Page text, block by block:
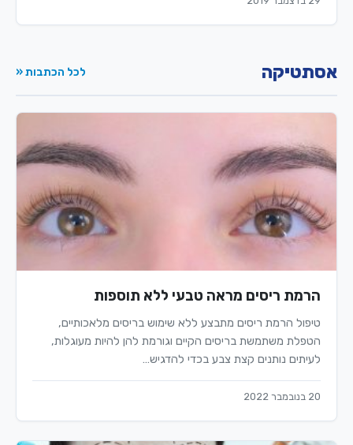
אסתטיקה לכל הכתבות «
הרמת ריסים מראה טבעי ללא תוספות
טיפול הרמת ריסים מתבצע ללא שימוש בריסים מלאכותיים,
הטפלת משתמשת בריסים הקיים וגורמת להן להיות מעוגלות,
לעיתים נותנים קצת צבע בכדי להדגיש…
20 בנובמבר 2022